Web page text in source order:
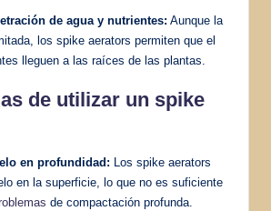
de agua y nutrientes: Aunque la
los spike aerators permiten que el
lleguen a las raíces de las plantas.
de utilizar un spike
en profundidad: Los spike aerators
en la superficie, lo que no es suficiente
de compactación profunda.